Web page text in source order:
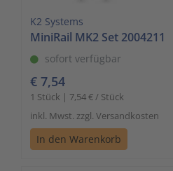
K2 Systems
MiniRail MK2 Set 2004211
sofort verfügbar
€ 7,54
1 Stück | 7,54 € / Stück
inkl. Mwst. zzgl. Versandkosten
In den Warenkorb